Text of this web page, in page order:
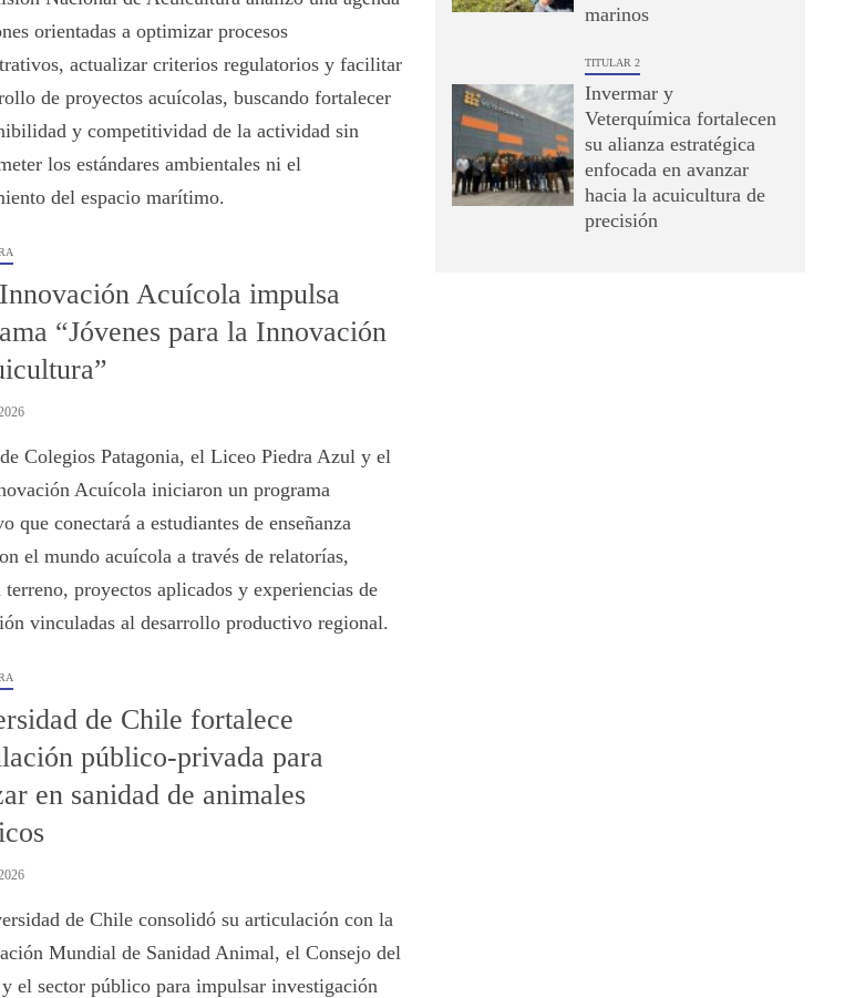
orientadas a optimizar procesos
actualizar criterios regulatorios y facilitar
de proyectos acuícolas, buscando fortalecer
y competitividad de la actividad sin
los estándares ambientales ni el
del espacio marítimo.
Acuícola impulsa
“Jóvenes para la Innovación
Colegios Patagonia, el Liceo Piedra Azul y el
Acuícola iniciaron un programa
que conectará a estudiantes de enseñanza
el mundo acuícola a través de relatorías,
terreno, proyectos aplicados y experiencias de
vinculadas al desarrollo productivo regional.
de Chile fortalece
público-privada para
en sanidad de animales
de Chile consolidó su articulación con la
Mundial de Sanidad Animal, el Consejo del
el sector público para impulsar investigación
marinos
TITULAR 2
Invermar y
Veterquímica fortalecen
su alianza estratégica
enfocada en avanzar
hacia la acuicultura de
precisión